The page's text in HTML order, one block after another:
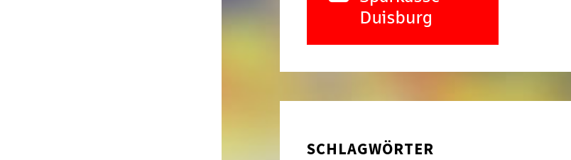
SCHLAGWÖRTER